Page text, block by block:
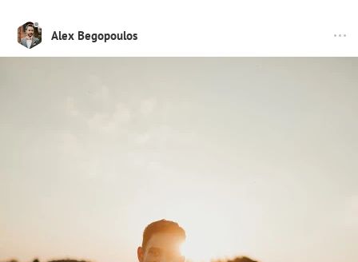
Alex Begopoulos